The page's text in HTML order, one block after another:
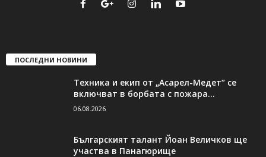
ПОСЛЕДНИ НОВИНИ
Техника и екип от „Асарел-Медет“ се
включват в борбата с пожара...
06.08.2026
Българският талант Йоан Величков ще
участва в Панагюрище